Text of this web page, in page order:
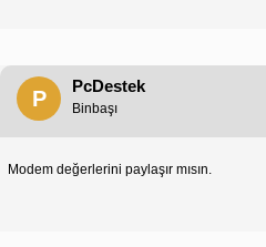
P
PcDestek
Binbaşı
Modem değerlerini paylaşır mısın.